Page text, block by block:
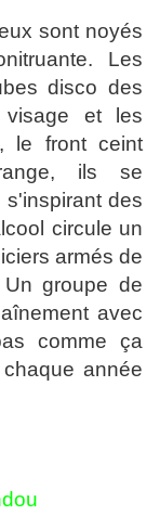
sont noyés
Les
disco des
et les
le front ceint
ils se
des
circule un
armés de
groupe de
avec
comme ça
année